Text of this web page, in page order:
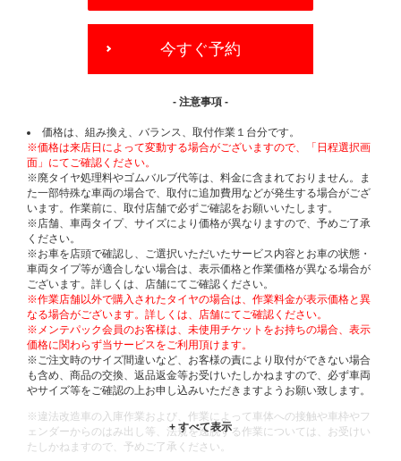
OPTIONS
今すぐ予約
- 注意事項 -
価格は、組み換え、バランス、取付作業１台分です。
※価格は来店日によって変動する場合がございますので、「日程選択画
面」にてご確認ください。
※廃タイヤ処理料やゴムバルブ代等は、料金に含まれておりません。ま
た一部特殊な車両の場合で、取付に追加費用などが発生する場合がござ
います。作業前に、取付店舗で必ずご確認をお願いいたします。
※店舗、車両タイプ、サイズにより価格が異なりますので、予めご了承
ください。
※お車を店頭で確認し、ご選択いただいたサービス内容とお車の状態・
車両タイプ等が適合しない場合は、表示価格と作業価格が異なる場合が
ございます。詳しくは、店舗にてご確認ください。
※作業店舗以外で購入されたタイヤの場合は、作業料金が表示価格と異
なる場合がございます。詳しくは、店舗にてご確認ください。
※メンテパック会員のお客様は、未使用チケットをお持ちの場合、表示
価格に関わらず当サービスをご利用頂けます。
※ご注文時のサイズ間違いなど、お客様の責により取付ができない場合
も含め、商品の交換、返品返金等お受けいたしかねますので、必ず車両
やサイズ等をご確認の上お申し込みいただきますようお願い致します。
※違法改造車の入庫作業および、作業によって車体への接触や車枠やフ
ェンダーからのはみ出し等、法規を逸脱する作業については、お受けい
たしかねますので、予めご了承ください。